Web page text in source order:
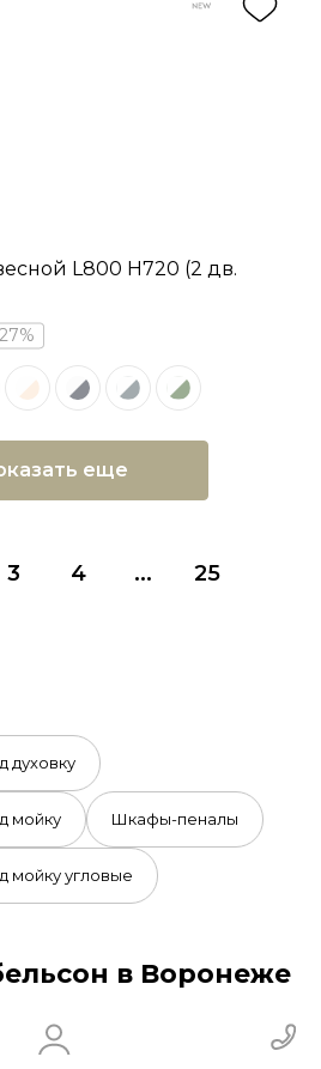
L800 Н720 (2 дв.
27%
еще
3 4 ... 25
духовку
мойку Шкафы-пеналы
мойку угловые
в Воронеже